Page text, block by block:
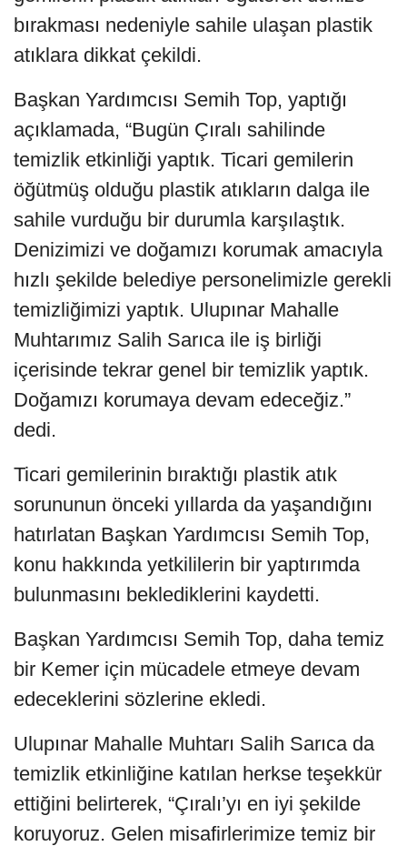
bırakması nedeniyle sahile ulaşan plastik
atıklara dikkat çekildi.
Başkan Yardımcısı Semih Top, yaptığı
açıklamada, “Bugün Çıralı sahilinde
temizlik etkinliği yaptık. Ticari gemilerin
öğütmüş olduğu plastik atıkların dalga ile
sahile vurduğu bir durumla karşılaştık.
Denizimizi ve doğamızı korumak amacıyla
hızlı şekilde belediye personelimizle gerekli
temizliğimizi yaptık. Ulupınar Mahalle
Muhtarımız Salih Sarıca ile iş birliği
içerisinde tekrar genel bir temizlik yaptık.
Doğamızı korumaya devam edeceğiz.”
dedi.
Ticari gemilerinin bıraktığı plastik atık
sorununun önceki yıllarda da yaşandığını
hatırlatan Başkan Yardımcısı Semih Top,
konu hakkında yetkililerin bir yaptırımda
bulunmasını beklediklerini kaydetti.
Başkan Yardımcısı Semih Top, daha temiz
bir Kemer için mücadele etmeye devam
edeceklerini sözlerine ekledi.
Ulupınar Mahalle Muhtarı Salih Sarıca da
temizlik etkinliğine katılan herkse teşekkür
ettiğini belirterek, “Çıralı’yı en iyi şekilde
koruyoruz. Gelen misafirlerimize temiz bir